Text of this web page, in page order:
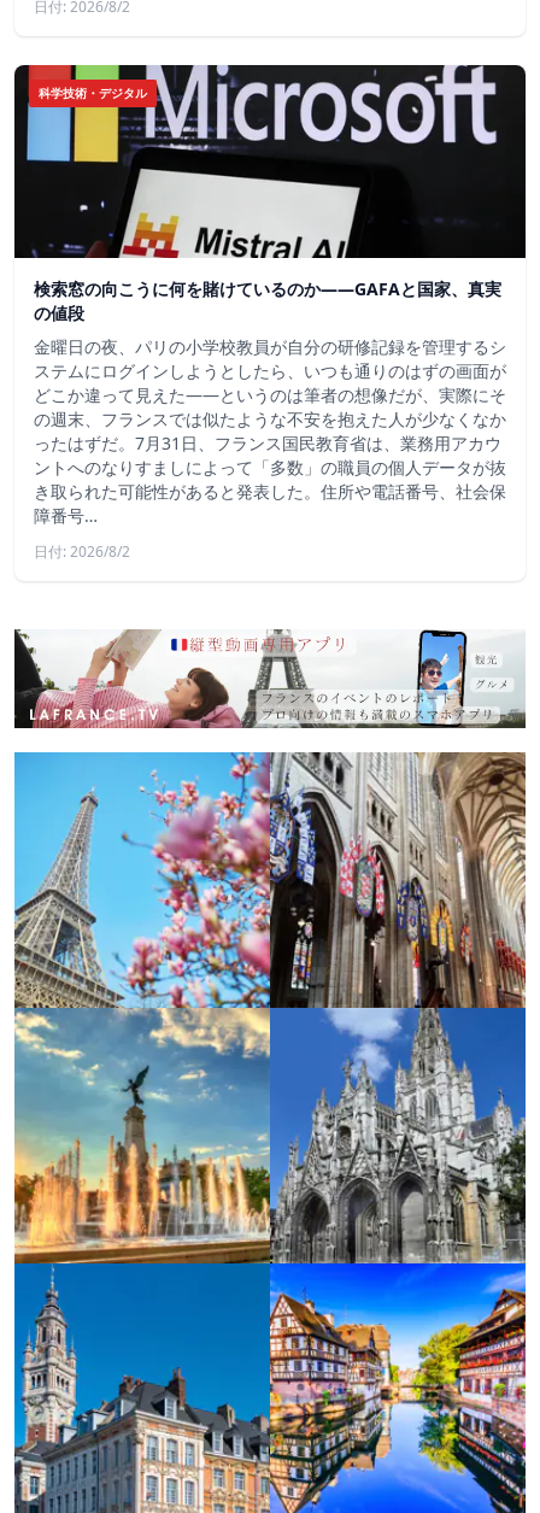
日付: 2026/8/2
科学技術・デジタル
検索窓の向こうに何を賭けているのか——GAFAと国家、真実
の値段
金曜日の夜、パリの小学校教員が自分の研修記録を管理するシ
ステムにログインしようとしたら、いつも通りのはずの画面が
どこか違って見えた——というのは筆者の想像だが、実際にそ
の週末、フランスでは似たような不安を抱えた人が少なくなか
ったはずだ。7月31日、フランス国民教育省は、業務用アカウ
ントへのなりすましによって「多数」の職員の個人データが抜
き取られた可能性があると発表した。住所や電話番号、社会保
障番号…
日付: 2026/8/2